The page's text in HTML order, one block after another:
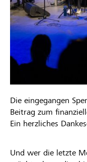
Die eingegangen
Beitrag zum
Ein herzliches
Und wer die letzte